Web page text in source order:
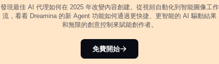
發現最佳 AI 代理如何在 2025 年改變內容創建。從視頻自動化到智能圖像工作
流，看看 Dreamina 的新 Agent 功能如何通過更快捷、更智能的 AI 驅動結果
和無限的創意控制來賦能創作者。
免費開始